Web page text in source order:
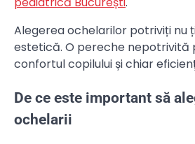
Alegerea ochelarilor potriviți nu
estetică. O pereche nepotrivită
confortul copilului și chiar
De ce este important să
ochelarii